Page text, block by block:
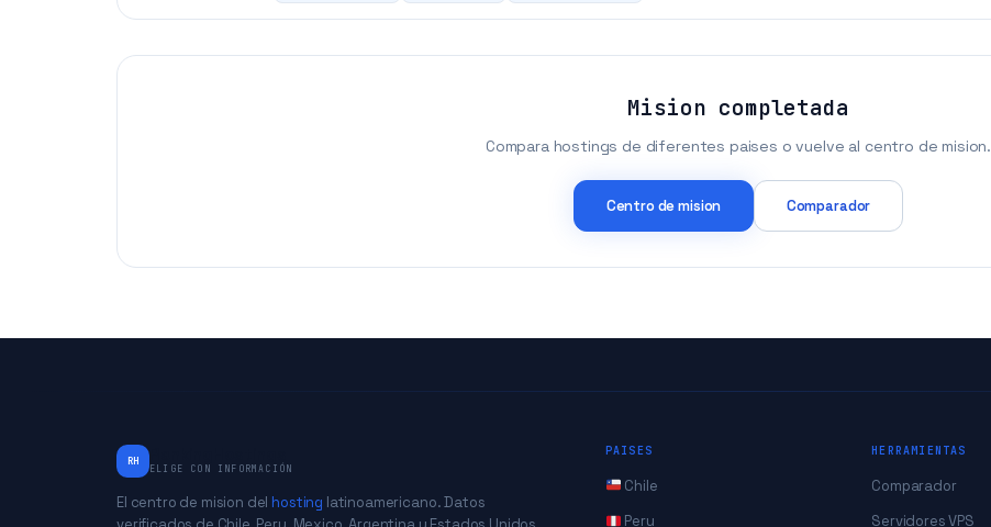
Mision completada
Compara hostings de diferentes paises o vuelve al centro de mision.
Centro de mision Comparador
RH
ELIGE CON INFORMACIÓN
El centro de mision del hosting latinoamericano. Datos
PAISES
Chile
Peru
HERRAMIENTAS
Comparador
Servidores VPS